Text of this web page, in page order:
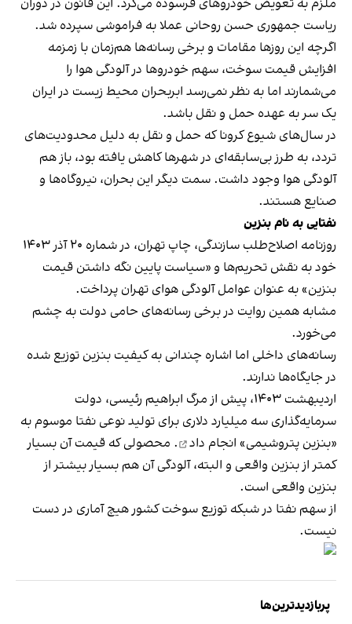
ملزم به تعویض خودروهای فرسوده می‌کرد. این قانون در دوران
ریاست جمهوری حسن روحانی عملا به فراموشی سپرده شد.
اگرچه این روزها مقامات و برخی رسانه‌ها هم‌زمان با زمزمه
افزایش قیمت سوخت، سهم خودروها در آلودگی هوا را
می‌شمارند اما به نظر نمی‌رسد ابر‌بحران محیط زیست در ایران
یک سر به عهده حمل و نقل باشد.
در سال‌های شیوع کرونا که حمل و نقل به دلیل محدودیت‌های
تردد، به طرز بی‌سابقه‌ای در شهرها کاهش یافته بود، باز هم
آلودگی هوا وجود داشت. سمت دیگر این بحران، نیروگاه‌ها و
صنایع هستند.
نفتایی به نام بنزین
روزنامه اصلاح‌طلب سازندگی، چاپ تهران، در شماره ۲۰ آذر ۱۴۰۳
خود به نقش تحریم‌ها و «سیاست پایین نگه داشتن قیمت
بنزین» به عنوان عوامل آلودگی هوای تهران پرداخت.
مشابه همین روایت در برخی رسانه‌های حامی دولت به چشم
می‌خورد.
رسانه‌های داخلی اما اشاره چندانی به کیفیت بنزین توزیع شده
در جایگاه‌ها ندارند.
اردیبهشت ۱۴۰۳، پیش از مرگ ابراهیم رئیسی، دولت
سرمایه‌گذاری سه میلیارد دلاری برای تولید نوعی نفتا موسوم به
«بنزین پتروشیمی» انجام داد
. محصولی که قیمت آن بسیار
کمتر از بنزین واقعی و البته، آلودگی آن هم بسیار بیشتر از
بنزین واقعی است.
از سهم نفتا در شبکه توزیع سوخت کشور هیچ آماری در دست
نیست.
پربازدیدترین‌ها